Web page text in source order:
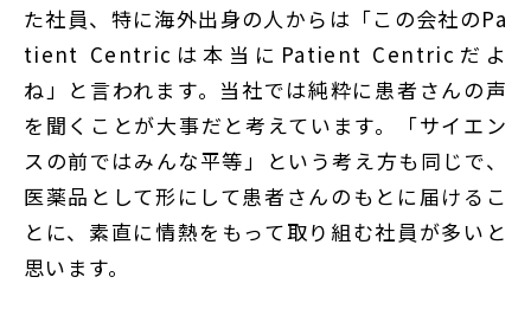
た社員、特に海外出身の人からは「この会社のPa
tient Centricは本当にPatient Centricだよ
ね」と言われます。当社では純粋に患者さんの声
を聞くことが大事だと考えています。「サイエン
スの前ではみんな平等」という考え方も同じで、
医薬品として形にして患者さんのもとに届けるこ
とに、素直に情熱をもって取り組む社員が多いと
思います。